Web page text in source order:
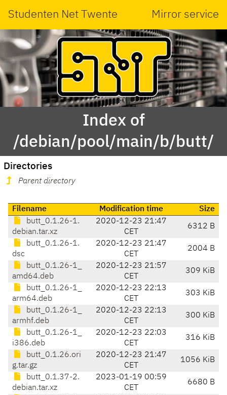
Studenten Net Twente Mirror service
Index of
/debian/pool/main/b/butt/
Directories
Parent directory
Filename Modification time
Size
butt_0.1.26-1.
debian.tar.xz
2020-12-23 21:47
CET
6312 B
butt_0.1.26-1.
dsc
2020-12-23 21:47
CET
2004 B
butt_0.1.26-1_
amd64.deb
2020-12-23 21:57
CET
309 KiB
butt_0.1.26-1_
arm64.deb
2020-12-23 22:13
CET
303 KiB
butt_0.1.26-1_
armhf.deb
2020-12-23 22:13
CET
300 KiB
butt_0.1.26-1_
i386.deb
2020-12-23 22:03
CET
316 KiB
butt_0.1.26.ori
g.tar.gz
2020-12-23 21:47
CET
1056 KiB
butt_0.1.37-2.
debian.tar.xz
2023-01-19 00:59
CET
6680 B